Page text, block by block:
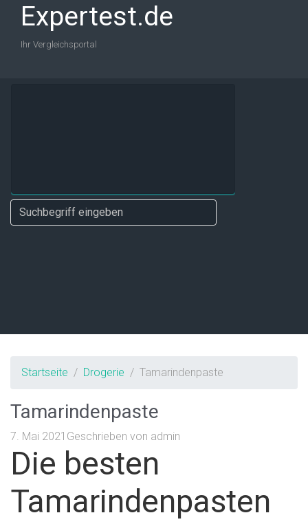
Expertest.de
Ihr Vergleichsportal
Startseite Drogerie Tamarindenpaste
Tamarindenpaste
7. Mai 2021 Geschrieben von admin
Die besten
Tamarindenpasten